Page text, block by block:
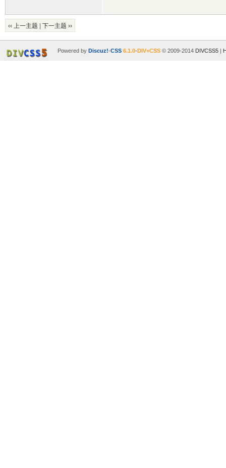
‹‹ 上一主题 下一主题 ››
Powered by Discuz!-CSS 6.1.0-DIV+CSS© 2009-2014 DIVCSS5|